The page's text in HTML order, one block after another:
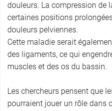
douleurs. La compression de
certaines positions
douleurs pelviennes.
Cette maladie serait
des ligaments, ce qui
muscles et des os du bassin.
Les chercheurs pensent que
pourraient jouer un rôle dans